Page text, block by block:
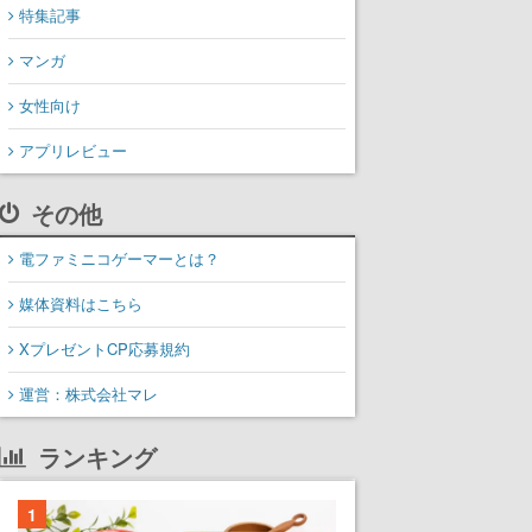
特集記事
マンガ
女性向け
アプリレビュー
その他
電ファミニコゲーマーとは？
媒体資料はこちら
XプレゼントCP応募規約
運営：株式会社マレ
ランキング
1